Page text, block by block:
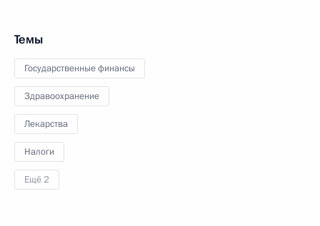
Темы
Государственные финансы
Здравоохранение
Лекарства
Налоги
Ещё 2